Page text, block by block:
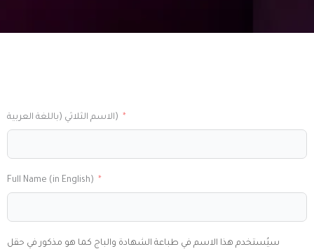
الاسم الثلاثي (باللغة العربية)
Full Name (in English)